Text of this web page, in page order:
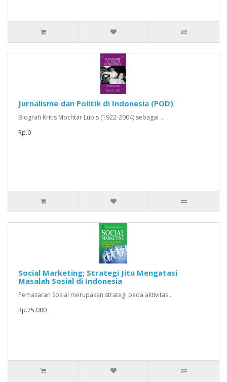
Jurnalisme dan Politik di Indonesia (POD)
Biografi Kritis Mochtar Lubis (1922-2004) sebagai ..
Rp.0
Social Marketing; Strategi Jitu Mengatasi
Masalah Sosial di Indonesia
Pemasaran Sosial merupakan strategi pada aktivitas..
Rp.75.000